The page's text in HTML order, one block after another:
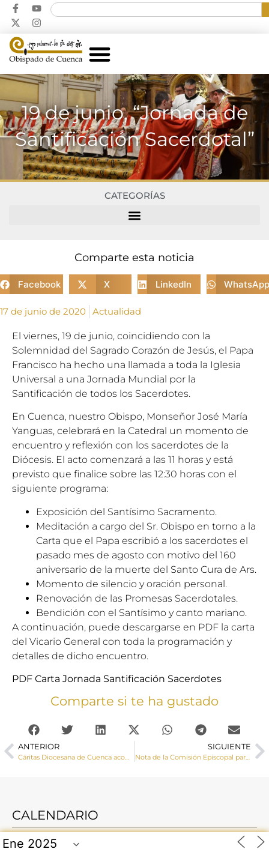
19 de junio, “Jornada de
Santificación Sacerdotal”
CATEGORÍAS
Comparte esta noticia
Facebook X LinkedIn WhatsApp
17 de junio de 2020 Actualidad
El viernes, 19 de junio, coincidiendo con la
Solemnidad del Sagrado Corazón de Jesús, el Papa
Francisco ha hecho una llamada a toda la Iglesia
Universal a una Jornada Mundial por la
Santificación de todos los Sacerdotes.
En Cuenca, nuestro Obispo, Monseñor José María
Yanguas, celebrará en la Catedral un momento de
encuentro y reflexión con los sacerdotes de la
Diócesis. El acto comenzará a las 11 horas y está
previsto que finalice sobre las 12:30 horas con el
siguiente programa:
Exposición del Santísimo Sacramento.
Meditación a cargo del Sr. Obispo en torno a la
Carta que el Papa escribió a los sacerdotes el
pasado mes de agosto con motivo del 160
aniversario de la muerte del Santo Cura de Ars.
Momento de silencio y oración personal.
Renovación de las Promesas Sacerdotales.
Bendición con el Santísimo y canto mariano.
A continuación, puede descargarse en PDF la carta
del Vicario General con toda la programación y
detalles de dicho encuentro.
PDF Carta Jornada Santificación Sacerdotes
Comparte si te ha gustado
ANTERIOR
Cáritas Diocesana de Cuenca acompañó a más de 3.000 personas el pasado año con una inversión de dos millones y medio de euro
SIGUIENTE
Nota de la Comisión Episcopal para la Educación y Cultura
CALENDARIO